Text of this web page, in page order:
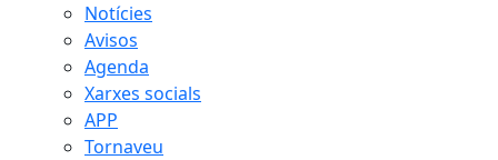
Notícies
Avisos
Agenda
Xarxes socials
APP
Tornaveu